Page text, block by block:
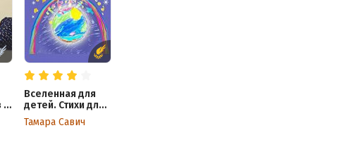
–
Вселенная для
детей. Стихи для
детей
Тамара Савич